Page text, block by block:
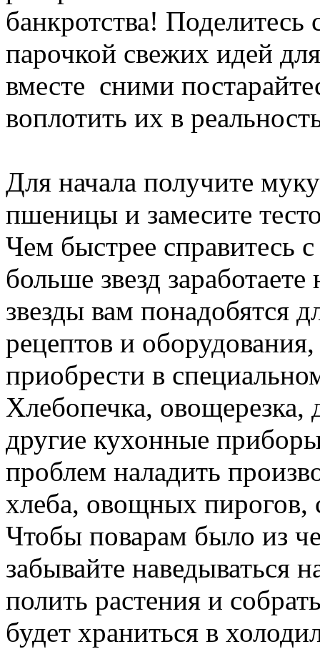
банкротства!
парочкой свежих идей
вместе сними
воплотить их в
Для начала получите
пшеницы и замесите
Чем быстрее справитесь
больше звезд
звезды вам понадобятся
рецептов и
приобрести в
Хлебопечка, овощерезка,
другие кухонные
проблем наладить
хлеба, овощных пирогов,
Чтобы поварам было из
забывайте наведываться
полить растения и
будет храниться в